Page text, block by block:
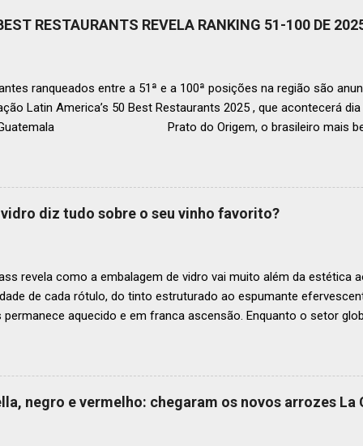
RESTAURANTS REVELA RANKING 51-100 DE
ranqueados entre a 51ª e a 100ª posições na região são
Latin America’s 50 Best Restaurants 2025 , que acontecerá
Guatemala Prato do Origem, o brasileiro mais bem
de toda a região. A lista expandida demonstra o empenho da
mais amplo de talentos gastronômicos e prepara o palco para
diz tudo sobre o seu vinho favorito?
revela como a embalagem de vidro vai muito além da estética
de cada rótulo, do tinto estruturado ao espumante
permanece aquecido e em franca ascensão. Enquanto o setor
a O-I Glass, líder mundial na fabricação de embalagens de
da indústria e consumidores e desvenda o segredo por
tipo de vinho. Se você pensava que garrafa de vinho era tudo
negro e vermelho: chegaram os novos arrozes La